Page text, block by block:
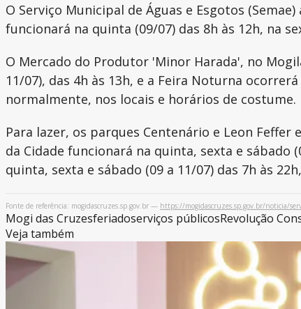
O Serviço Municipal de Águas e Esgotos
funcionará na quinta (09/07) das 8h às 12h, na
O Mercado do Produtor 'Minor Harada', no
11/07), das 4h às 13h, e a Feira Noturna
normalmente, nos locais e horários de costume.
Para lazer, os parques Centenário e Leon
da Cidade funcionará na quinta, sexta e sábado
quinta, sexta e sábado (09 a 11/07) das 7h às
Fonte de referência: mogidascruzes.sp.gov.br — https://mogidascruzes.sp.gov.br/noticia/
Mogi das Cruzesferiadoserviços públicosRevolução
Veja também